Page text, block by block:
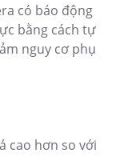
có báo động
bằng cách tự
nguy cơ phụ
cao hơn so với